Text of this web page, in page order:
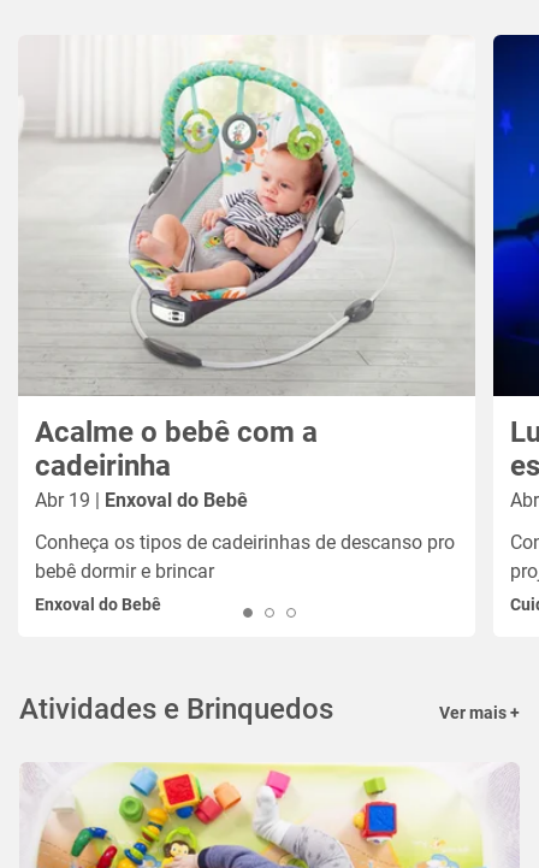
Acalme o bebê com a
cadeirinha
Abr 19 | Enxoval do Bebê
Conheça os tipos de cadeirinhas de descanso pro
bebê dormir e brincar
Enxoval do Bebê
Atividades e Brinquedos Ver mais +